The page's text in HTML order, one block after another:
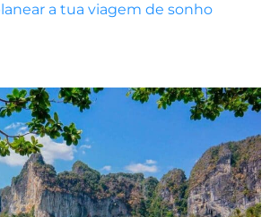
a tua viagem de sonho